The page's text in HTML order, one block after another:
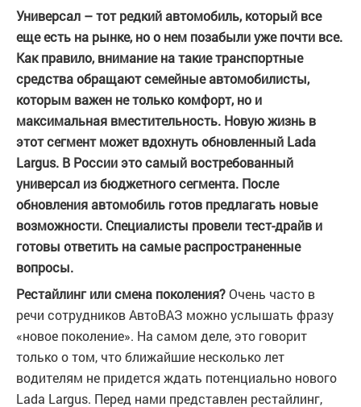
Универсал – тот редкий автомобиль, который все
еще есть на рынке, но о нем позабыли уже почти все.
Как правило, внимание на такие транспортные
средства обращают семейные автомобилисты,
которым важен не только комфорт, но и
максимальная вместительность. Новую жизнь в
этот сегмент может вдохнуть обновленный Lada
Largus. В России это самый востребованный
универсал из бюджетного сегмента. После
обновления автомобиль готов предлагать новые
возможности. Специалисты провели тест-драйв и
готовы ответить на самые распространенные
вопросы.
Рестайлинг или смена поколения? Очень часто в
речи сотрудников АвтоВАЗ можно услышать фразу
«новое поколение». На самом деле, это говорит
только о том, что ближайшие несколько лет
водителям не придется ждать потенциально нового
Lada Largus. Перед нами представлен рестайлинг,